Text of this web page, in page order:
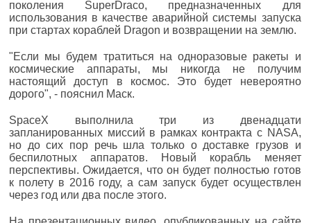
поколения SuperDraco, предназначенных для
использования в качестве аварийной системы запуска
при стартах кораблей Dragon и возвращении на землю.
"Если мы будем тратиться на одноразовые ракеты и
космические аппараты, мы никогда не получим
настоящий доступ в космос. Это будет невероятно
дорого", - пояснил Маск.
SpaceX выполнила три из двенадцати
запланированных миссий в рамках контракта с NASA,
но до сих пор речь шла только о доставке грузов и
беспилотных аппаратов. Новый корабль меняет
перспективы. Ожидается, что он будет полностью готов
к полету в 2016 году, а сам запуск будет осуществлен
через год или два после этого.